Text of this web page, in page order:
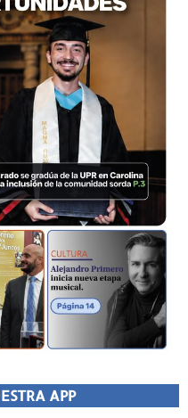
APP